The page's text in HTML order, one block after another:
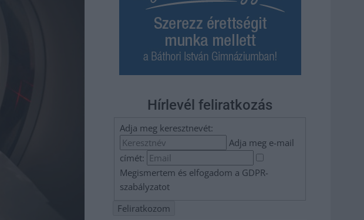
Hírlevél feliratkozás
Adja meg keresztnevét:
Adja meg e-mail
címét:
Megismertem és elfogadom a GDPR-
szabályzatot